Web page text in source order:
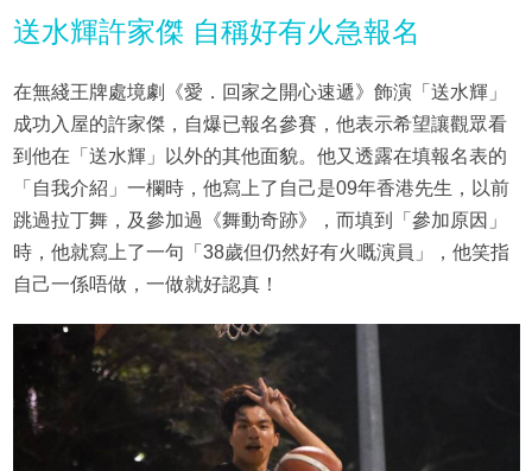
送水輝許家傑 自稱好有火急報名
在無綫王牌處境劇《愛．回家之開心速遞》飾演「送水輝」
成功入屋的許家傑，自爆已報名參賽，他表示希望讓觀眾看
到他在「送水輝」以外的其他面貌。他又透露在填報名表的
「自我介紹」一欄時，他寫上了自己是09年香港先生，以前
跳過拉丁舞，及參加過《舞動奇跡》，而填到「參加原因」
時，他就寫上了一句「38歲但仍然好有火嘅演員」，他笑指
自己一係唔做，一做就好認真！